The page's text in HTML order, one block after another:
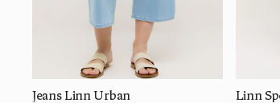
Jeans Linn Urban Linn